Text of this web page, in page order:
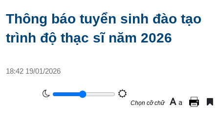
Thông báo tuyển sinh đào tạo
trình độ thạc sĩ năm 2026
18:42 19/01/2026
Chọn cỡ chữ A a